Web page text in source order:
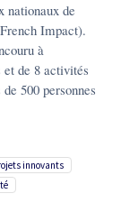
nationaux de
Impact).
à
et de 8 activités
500 personnes
innovants